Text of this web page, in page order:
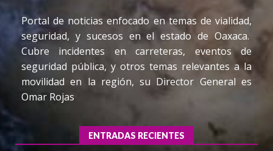
Portal de noticias enfocado en temas de vialidad,
seguridad, y sucesos en el estado de Oaxaca.
Cubre incidentes en carreteras, eventos de
seguridad pública, y otros temas relevantes a la
movilidad en la región, su Director General es
Omar Rojas
ENTRADAS RECIENTES